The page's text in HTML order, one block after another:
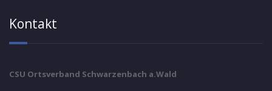
Kontakt
CSU Ortsverband Schwarzenbach a.Wald